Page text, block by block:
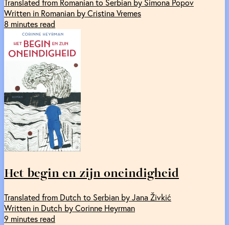
Written in Romanian by Cristina Vremes
8 minutes read
Het begin en zijn oneindigheid
Translated from Dutch to Serbian by Jana Živkić
Written in Dutch by Corinne Heyrman
9 minutes read